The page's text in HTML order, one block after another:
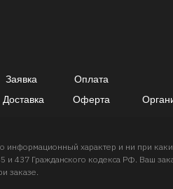
Заявка
Оплата
Доставка Оферта
информационный характер и ни при
Гражданского кодекса РФ. Ваш
заказе.